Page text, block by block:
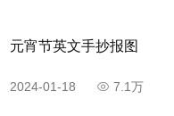
元宵节英文手抄报图
2024-01-18 7.1万